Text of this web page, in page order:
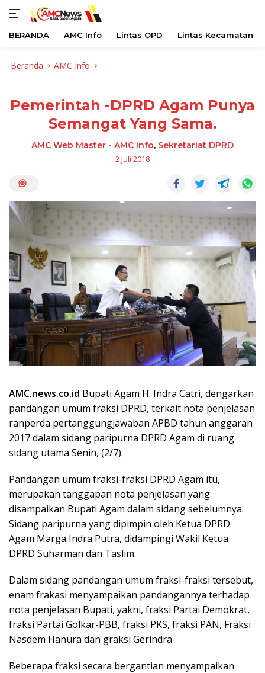
BERANDA AMC Info Lintas OPD Lintas Kecamatan
Beranda AMC Info
Pemerintah -DPRD Agam Punya
Semangat Yang Sama.
AMC Web Master - AMC Info, Sekretariat DPRD
2 Juli 2018
AMC.news.co.id Bupati Agam H. Indra Catri, dengarkan
pandangan umum fraksi DPRD, terkait nota penjelasan
ranperda pertanggungjawaban APBD tahun anggaran
2017 dalam sidang paripurna DPRD Agam di ruang
sidang utama Senin, (2/7).
Pandangan umum fraksi-fraksi DPRD Agam itu,
merupakan tanggapan nota penjelasan yang
disampaikan Bupati Agam dalam sidang sebelumnya.
Sidang paripurna yang dipimpin oleh Ketua DPRD
Agam Marga Indra Putra, didampingi Wakil Ketua
DPRD Suharman dan Taslim.
Dalam sidang pandangan umum fraksi-fraksi tersebut,
enam frakasi menyampaikan pandangannya terhadap
nota penjelasan Bupati, yakni, fraksi Partai Demokrat,
fraksi Partai Golkar-PBB, fraksi PKS, fraksi PAN, Fraksi
Nasdem Hanura dan graksi Gerindra.
Beberapa fraksi secara bergantian menyampaikan